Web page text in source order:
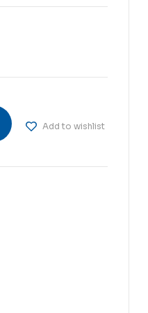
Add to wishlist